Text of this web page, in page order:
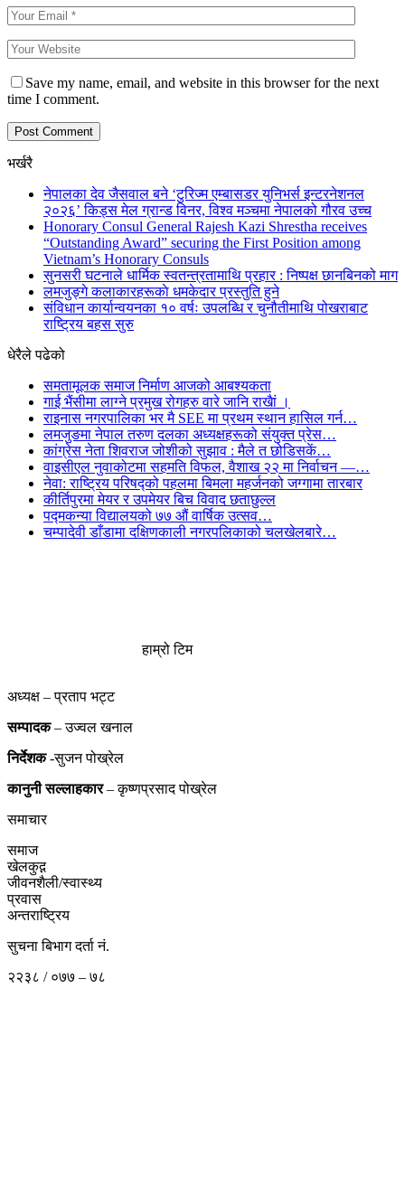
Save my name, email, and website in this browser for the next
time I comment.
भर्खरै
नेपालका देव जैसवाल बने ‘टुरिज्म एम्बासडर युनिभर्स इन्टरनेशनल
२०२६’ किड्स मेल ग्रान्ड विनर, विश्व मञ्चमा नेपालको गौरव उच्च
Honorary Consul General Rajesh Kazi Shrestha receives
“Outstanding Award” securing the First Position among
Vietnam’s Honorary Consuls
सुनसरी घटनाले धार्मिक स्वतन्त्रतामाथि प्रहार : निष्पक्ष छानबिनको माग
लमजुङ्गे कलाकारहरूकाे धमकेदार प्रस्तुति हुने
संविधान कार्यान्वयनका १० वर्षः उपलब्धि र चुनौतीमाथि पोखराबाट
राष्ट्रिय बहस सुरु
धेरैले पढेको
समतामूलक समाज निर्माण आजको आबश्यकता
गाई भैंसीमा लाग्ने प्रमुख रोगहरु वारे जानि राखैां ।
राइनास नगरपालिका भर मै SEE मा प्रथम स्थान हासिल गर्न…
लमजुङमा नेपाल तरुण दलका अध्यक्षहरूको संयुक्त प्रेस…
कांग्रेस नेता शिवराज जोशीको सुझाव : मैले त छोडिसकें…
वाइसीएल नुवाकोटमा सहमति विफल, वैशाख २२ मा निर्वाचन —…
नेवा: राष्ट्रिय परिषद्को पहलमा बिमला महर्जनको जग्गामा तारबार
कीर्तिपुरमा मेयर र उपमेयर बिच विवाद छताछुल्ल
पद्मकन्या विद्यालयको ७७ औं ‌‌वार्षिक ‌उत्सव…
चम्पादेवी डाँडामा दक्षिणकाली नगरपलिकाको चलखेलबारे…
हाम्रो टिम
अध्यक्ष – प्रताप भट्ट
सम्पादक– उज्वल खनाल
निर्देशक-सुजन पोख्रेल
कानुनी सल्लाहकार– कृष्णप्रसाद पोख्रेल
समाचार
समाज
खेलकुद़़
जीवनशैली/स्वास्थ्य
प्रवास
अन्तराष्ट्रिय
सुचना बिभाग दर्ता नं.
२२३८ / ०७७ – ७८